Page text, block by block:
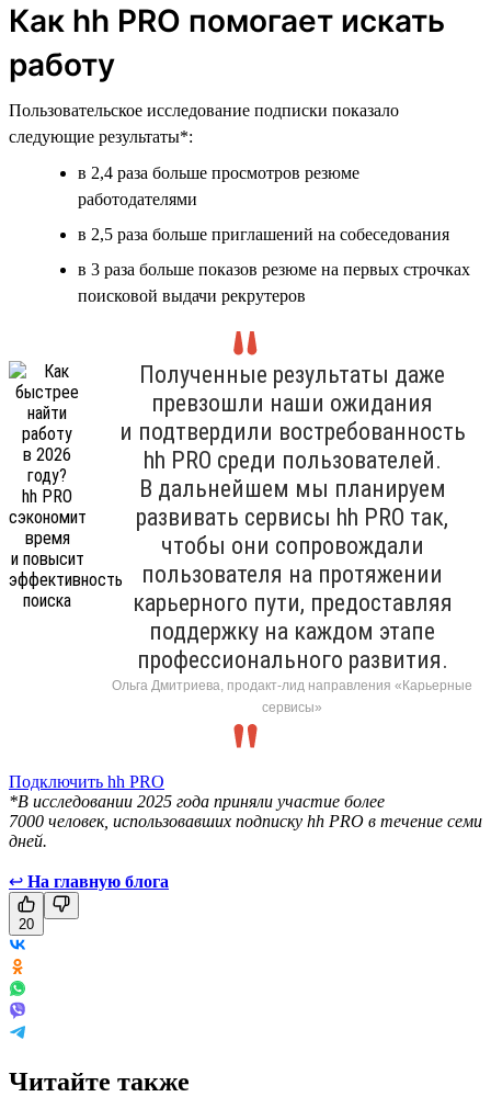
Как hh PRO помогает искать
работу
Пользовательское исследование подписки показало
следующие результаты*:
в 2,4 раза больше просмотров резюме
работодателями
в 2,5 раза больше приглашений на собеседования
в 3 раза больше показов резюме на первых строчках
поисковой выдачи рекрутеров
Полученные результаты даже
превзошли наши ожидания
и подтвердили востребованность
hh PRO среди пользователей.
В дальнейшем мы планируем
развивать сервисы hh PRO так,
чтобы они сопровождали
пользователя на протяжении
карьерного пути, предоставляя
поддержку на каждом этапе
профессионального развития.
Ольга Дмитриева, продакт-лид направления «Карьерные
сервисы»
Подключить hh PRO
*В исследовании 2025 года приняли участие более
7000 человек, использовавших подписку hh PRO в течение семи
дней.
↩ На главную блога
20
Читайте также